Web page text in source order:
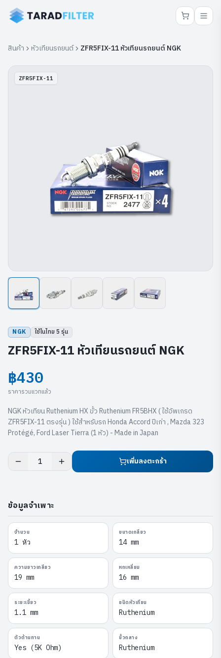
สินค้า หัวเทียนรถยนต์ ZFR5FIX-11 หัวเทียนรถยนต์ NGK
ZFR5FIX-11
NGK ใช้ในไทย 5 รุ่น
ZFR5FIX-11 หัวเทียนรถยนต์ NGK
฿430
ราคารวมแวทแล้ว
NGK หัวเทียน Ruthenium HX ขั้ว Ruthenium FR5BHX ( ใช้อัพเกรด
ZFR5FIX-11 ตรงรุ่น ) ใช้สำหรับรถ Honda Accord ปีเก่า , Mazda 323
Protégé, Ford Laser Tierra (1 หัว) - Made in Japan
1 เพิ่มลงตะกร้า
ข้อมูลจำเพาะ
จำนวน
1 หัว
ขนาดเกลียว
14 mm
ความยาวเกลียว
19 mm
หกเหลี่ยม
16 mm
ระยะเขี้ยว
1.1 mm
ชนิดหัวเทียน
Ruthenium
ตัวต้านทาน
Yes (5K Ohm)
ขั้วกลาง
Ruthenium